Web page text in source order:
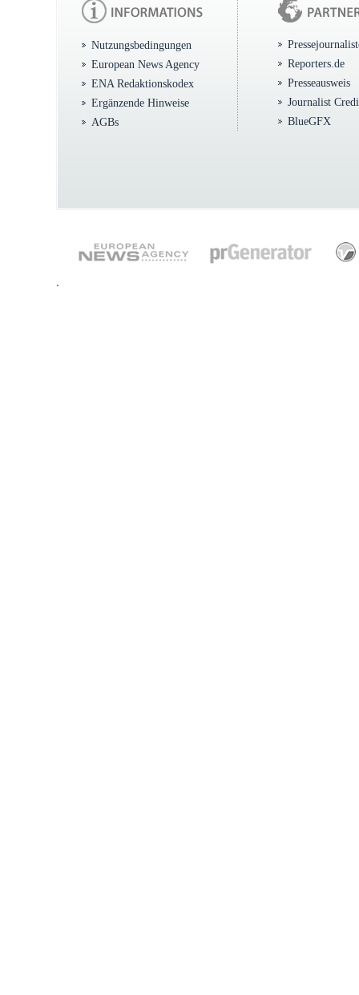
Nutzungsbedingungen
European News Agency
ENA Redaktionskodex
Ergänzende Hinweise
AGBs
Reporters.de
Presseausweis
Journalist
BlueGFX
.